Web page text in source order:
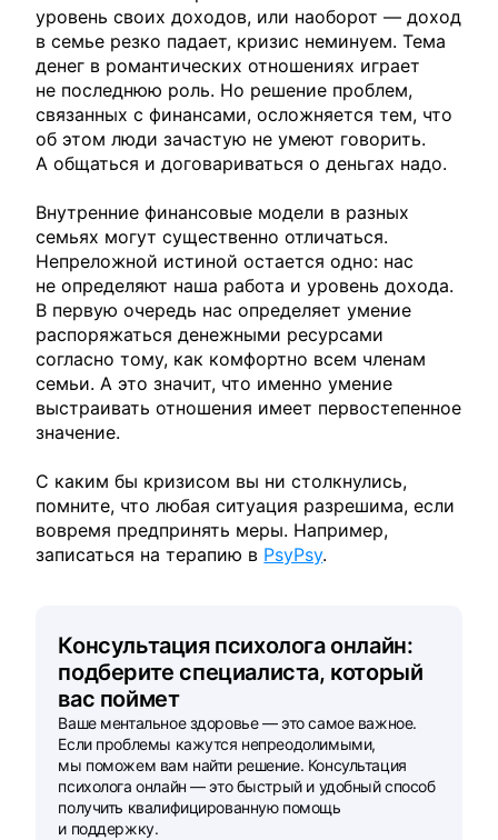
уровень своих доходов, или наоборот — доход
в семье резко падает, кризис неминуем. Тема
денег в романтических отношениях играет
не последнюю роль. Но решение проблем,
связанных с финансами, осложняется тем, что
об этом люди зачастую не умеют говорить.
А общаться и договариваться о деньгах надо.
Внутренние финансовые модели в разных
семьях могут существенно отличаться.
Непреложной истиной остается одно: нас
не определяют наша работа и уровень дохода.
В первую очередь нас определяет умение
распоряжаться денежными ресурсами
согласно тому, как комфортно всем членам
семьи. А это значит, что именно умение
выстраивать отношения имеет первостепенное
значение.
С каким бы кризисом вы ни столкнулись,
помните, что любая ситуация разрешима, если
вовремя предпринять меры. Например,
записаться на терапию в PsyPsy.
Консультация психолога онлайн:
подберите специалиста, который
вас поймет
Ваше ментальное здоровье — это самое важное.
Если проблемы кажутся непреодолимыми,
мы поможем вам найти решение. Консультация
психолога онлайн — это быстрый и удобный способ
получить квалифицированную помощь
и поддержку.